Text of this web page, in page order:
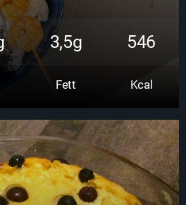
3,5g 546
Fett Kcal